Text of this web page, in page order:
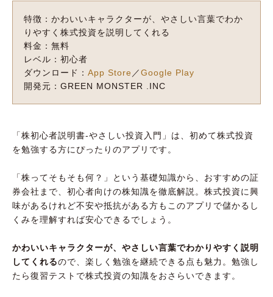
特徴：かわいいキャラクターが、やさしい言葉でわか
りやすく株式投資を説明してくれる
料金：無料
レベル：初心者
ダウンロード：App Store ／Google Play
開発元：GREEN MONSTER .INC
「株初心者説明書-やさしい投資入門」は、初めて株式投資
を勉強する方にぴったりのアプリです。
「株ってそもそも何？」という基礎知識から、おすすめの証
券会社まで、初心者向けの株知識を徹底解説。株式投資に興
味があるけれど不安や抵抗がある方もこのアプリで儲かるし
くみを理解すれば安心できるでしょう。
かわいいキャラクターが、やさしい言葉でわかりやすく説明
してくれるので、楽しく勉強を継続できる点も魅力。勉強し
たら復習テストで株式投資の知識をおさらいできます。